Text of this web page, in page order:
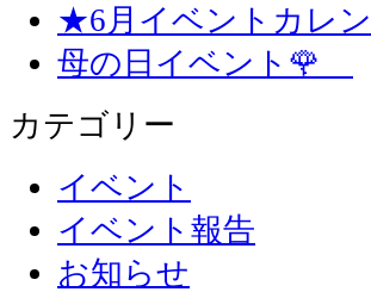
★6月イベントカレ
母の日イベント🌹
カテゴリー
イベント
イベント報告
お知らせ